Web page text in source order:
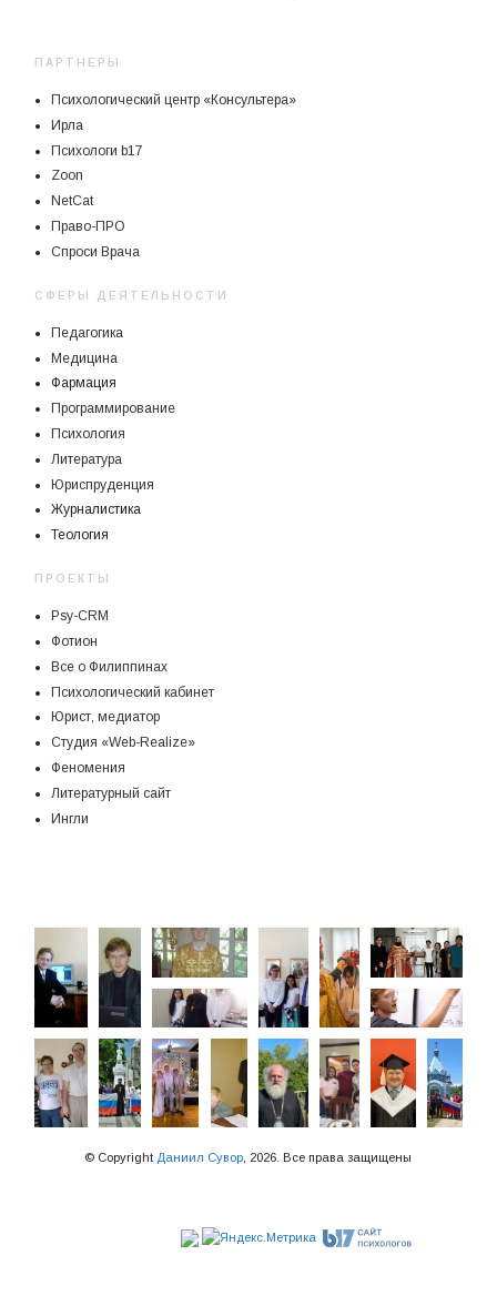
ПАРТНЕРЫ
Психологический центр «Консультера»
Ирла
Психологи b17
Zoon
NetCat
Право-ПРО
Спроси Врача
СФЕРЫ ДЕЯТЕЛЬНОСТИ
Педагогика
Медицина
Фармация
Программирование
Психология
Литература
Юриспруденция
Журналистика
Теология
ПРОЕКТЫ
Psy-CRM
Фотион
Все о Филиппинах
Психологический кабинет
Юрист, медиатор
Студия «Web-Realize»
Феномения
Литературный сайт
Ингли
© Copyright Даниил Сувор , 2026. Все права защищены